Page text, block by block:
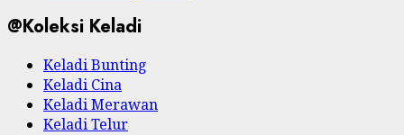
@Koleksi Keladi
Keladi Bunting
Keladi Cina
Keladi Merawan
Keladi Telur